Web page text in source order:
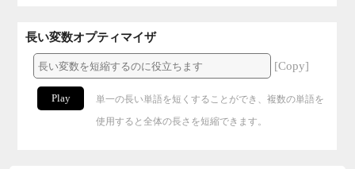
長い変数オプティマイザ
[Copy]
Play
単一の長い単語を短くすることができ、複数の単語を
使用すると全体の長さを短縮できます。